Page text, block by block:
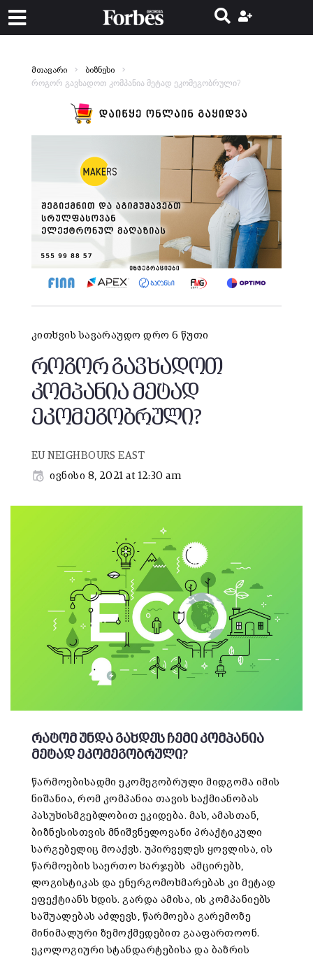
მთავარი ბიზნესი
როგორ გავხადოთ კომპანია მეტად ეკომეგობრული?
კითხვის სავარაუდო დრო 6 წუთი
როგორ გავხადოთ
კომპანია მეტად
ეკომეგობრული?
EU NEIGHBOURS EAST
ივნისი 8, 2021 at 12:30 am
რატომ უნდა გახდეს ჩემი კომპანია
მეტად ეკომეგობრული?
წარმოებისადმი ეკომეგობრული მიდგომა იმის
ნიშანია, რომ კომპანია თავის საქმიანობას
პასუხისმგებლობით ეკიდება. მას, ამასთან,
ბიზნესისთვის მნიშვნელოვანი პრაქტიკული
სარგებელიც მოაქვს. უპირველეს ყოვლისა, ის
წარმოების საერთო ხარჯებს ამცირებს,
ლოგისტიკას და ენერგომოხმარებას კი მეტად
ეფექტიანს ხდის. გარდა ამისა, ის კომპანიებს
საშუალებას აძლევს, წარმოება გარემოზე
მინიმალური ზემოქმედებით გააფართოონ.
ეკოლოგიური სტანდარტებისა და ბაზრის